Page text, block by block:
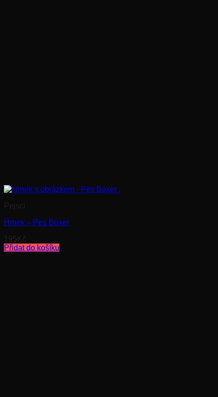
Pejsci
Hrnek – Pes Boxer
195 Kč
Přidat do košíku